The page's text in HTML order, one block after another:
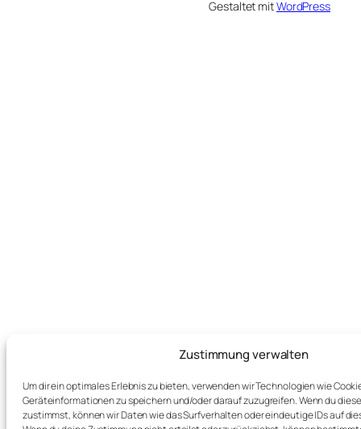
Zustimmung verwalten
Um dir ein optimales Erlebnis zu bieten, verwenden wir Technologien wie
Geräteinformationen zu speichern und/oder darauf zuzugreifen. Wenn du
zustimmst, können wir Daten wie das Surfverhalten oder eindeutige IDs auf
Gestaltet mitWordPress